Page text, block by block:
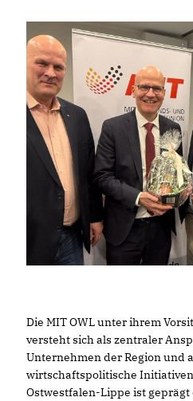
Die MIT OWL unter ihrem
versteht sich als zentraler
Unternehmen der Region und
wirtschaftspolitische
Ostwestfalen-Lippe ist